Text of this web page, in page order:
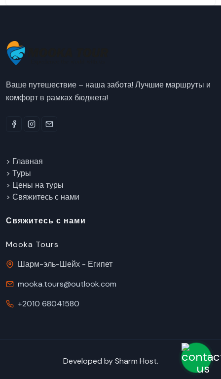
Тур за 1 клик
Ваше путешествие – наша забота! Лучшие маршруты и
комфорт в рамках бюджета!
> Главная
> Туры
> Цены на туры
> Свяжитесь с нами
Свяжитесь с нами
Mooka Tours
Шарм-эль-Шейх - Египет
mooka.tours@outlook.com
+2010 68041580
Developed bySharm Host.